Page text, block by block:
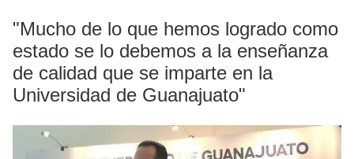
"Mucho de lo que hemos logrado como
estado se lo debemos a la enseñanza
de calidad que se imparte en la
Universidad de Guanajuato"